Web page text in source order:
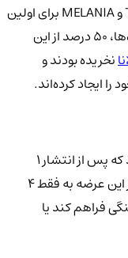
جالب اینجاست که نیمی از خریداران TRUMP و MELANIA برای اولین
بار وارد اکوسیستم سولانا شده‌اند. طبق داده‌ها، 50 درصد از این
نخریده بودند و
ایجاد کرده‌اند.
گزارش Chainalysis همچنین نشان می‌دهد که پس از انتشار 1
میلیارد TRUMP میم‌کوین، بخش عمده‌ای از این عرضه به فقط 4
فراهم کند یا